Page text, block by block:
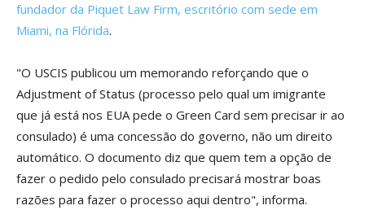
fundador da Piquet Law Firm, escritório com sede em
Miami, na Flórida.
"O USCIS publicou um memorando reforçando que o
Adjustment of Status (processo pelo qual um imigrante
que já está nos EUA pede o Green Card sem precisar ir ao
consulado) é uma concessão do governo, não um direito
automático. O documento diz que quem tem a opção de
fazer o pedido pelo consulado precisará mostrar boas
razões para fazer o processo aqui dentro", informa.